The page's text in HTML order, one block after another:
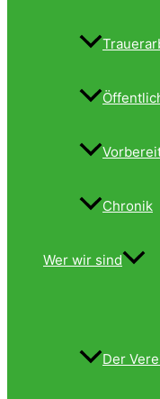
Chronik
Wer wir sind
Der